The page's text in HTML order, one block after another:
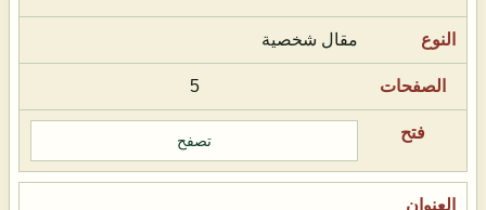
مقال شخصية
5
تصفح